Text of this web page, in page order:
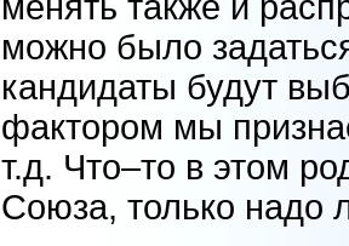
можно было
кандидаты будут
фактором мы
т.д. Что–то в этом
Союза, только надо